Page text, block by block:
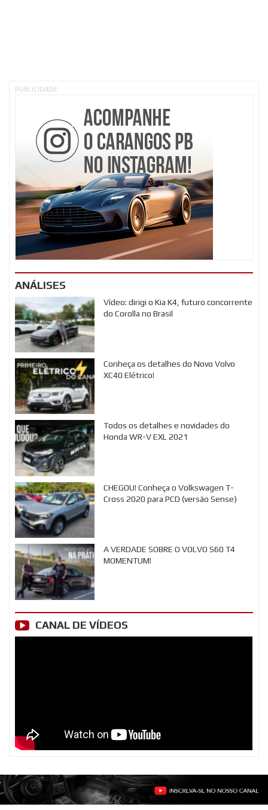
PUBLICIDADE
ANÁLISES
Vídeo: dirigi o Kia K4, futuro concorrente
do Corolla no Brasil
Conheça os detalhes do Novo Volvo
XC40 Elétrico!
Todos os detalhes e novidades do
Honda WR-V EXL 2021
CHEGOU! Conheça o Volkswagen T-
Cross 2020 para PCD (versão Sense)
A VERDADE SOBRE O VOLVO S60 T4
MOMENTUM!
CANAL DE VÍDEOS